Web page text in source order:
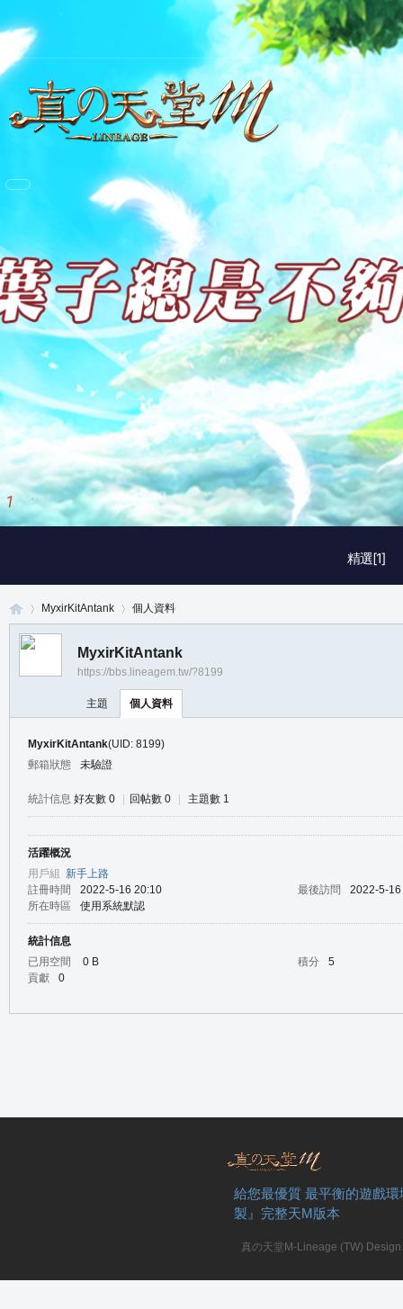
精選[1]
1 / 3
MyxirKitAntank 個人資料
MyxirKitAntank
https://bbs.lineagem.tw/?8199
主題 個人資料
MyxirKitAntank(UID: 8199)
郵箱狀態
未驗證
統計信息 好友數 0 回帖數 0 主題數 1
活躍概況
用戶組 新手上路
註冊時間
2022-5-16 20:10 最後訪問
2022-5-
所在時區
使用系統默認
統計信息
已用空間
0 B 積分
5
貢獻
0
給您最優質 最平衡的遊戲
製』完整天M版本
真の天堂M-Lineage (TW)